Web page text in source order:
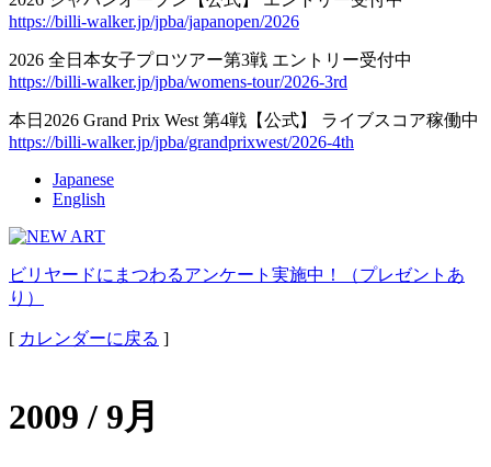
https://billi-walker.jp/jpba/japanopen/2026
2026 全日本女子プロツアー第3戦 エントリー受付中
https://billi-walker.jp/jpba/womens-tour/2026-3rd
本日2026 Grand Prix West 第4戦【公式】 ライブスコア稼働中
https://billi-walker.jp/jpba/grandprixwest/2026-4th
Japanese
English
ビリヤードにまつわるアンケート実施中！（プレゼントあ
り）
[ カレンダーに戻る ]
2009 / 9月